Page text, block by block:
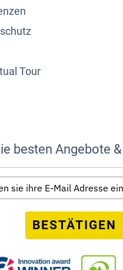
Tour
besten Angebote
BESTÄTIGEN